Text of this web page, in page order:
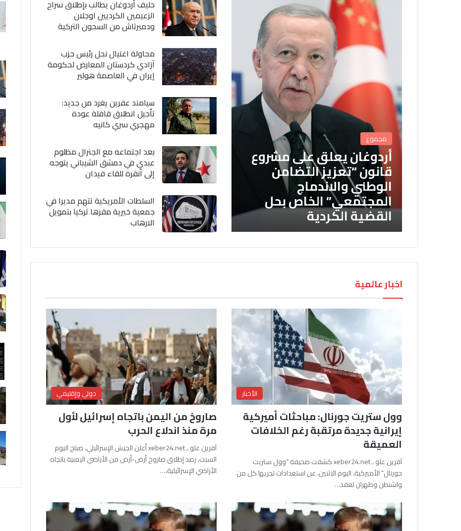
مجموع
أردوغان يعلق على مشروع
قانون “تعزيز التضامن
الوطني والاندماج
المجتمعي” الخاص بحل
القضية الكردية
حليف أردوغان يطالب بإطلاق سراح
الزعيمين الكرديين اوجلان
ودميرتاش من السجون التركية
محاولة اغتيال نجل رئيس حزب
آزادي كردستان المعارض لحكومة
إيران في العاصمة هولير
سيامند عفرين يغرد من جديد:
تأجيل انطلاق قافلة عودة
مهجري سري كانيه
بعد اجتماعه مع الجنرال مظلوم
عبدي في دمشق الشيباني يتوجه
إلى أنقرة للقاء فيدان
السلطات الأمريكية تتهم مديرا في
جمعية خيرية مقرها تركيا بتمويل
الارهاب
اخبار عالمية
الأخبار
وول ستريت جورنال: مباحثات أميركية
إيرانية جديدة مرتقبة رغم الخلافات
العميقة
آفرين علو ـ xeber24.net كشفت صحيفة “وول ستريت
جورنال” الأميركية، اليوم الاثنين، عن استعدادات تجريها كل من
واشنطن وطهران لعقد…
دولي وإقليمي
صاروخ من اليمن باتجاه إسرائيل لأول
مرة منذ اندلاع الحرب
آفرين علو ـ xeber24.net أعلن الجيش الإسرائيلي، صباح اليوم
السبت، رصد إطلاق صاروخ أرض-أرض من الأراضي اليمنية باتجاه
الأراضي الإسرائيلية،…